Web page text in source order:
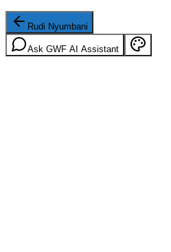
Rudi Nyumbani
Ask GWF AI Assistant